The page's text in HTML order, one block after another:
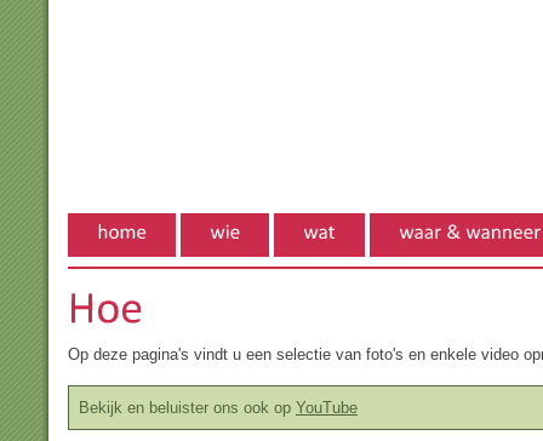
Op deze pagina's vindt u een selectie van foto's en enkele video
Bekijk en beluister ons ook op YouTube